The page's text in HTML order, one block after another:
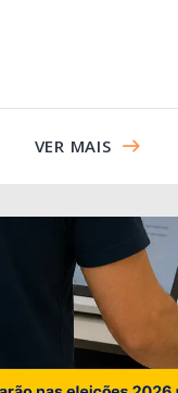
VER MAIS